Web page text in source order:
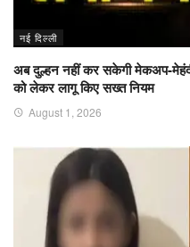
नई दिल्ली
अब दुल्हन नहीं कर सकेगी मेकअप-
को लेकर लागू किए सख्त नियम
August 1, 2026